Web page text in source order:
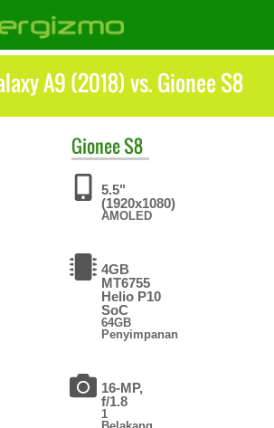
A9 (2018) vs. Gionee S8
GioneeS8
5.5"
(1920x1080)
AMOLED
4GB
MT6755
Helio P10
SoC
64GB
Penyimpanan
16-MP,
f/1.8
1